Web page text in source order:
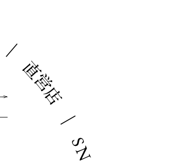
｜
直
営
店
｜
S
N